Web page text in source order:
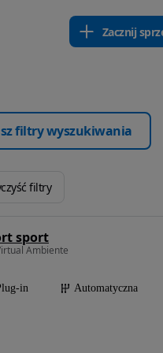
Zacznij
filtry wyszukiwania
filtry
sport
Ambiente
in
Automatyczna